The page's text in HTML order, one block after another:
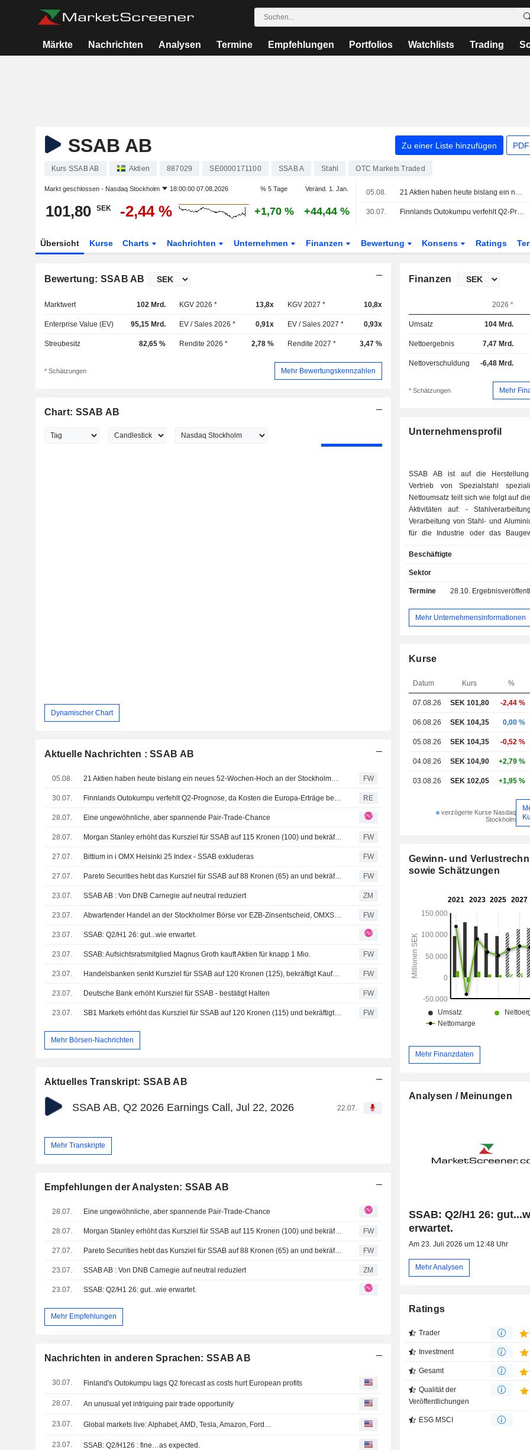
Märkte Nachrichten Analysen Termine Empfehlungen Portfolios Watchlists Trading
SSAB AB Zu einer Liste hinzufügen
Kurs SSAB AB Aktien 887029 SE0000171100 SSAB A Stahl OTC Markets Traded
Markt geschlossen - Nasdaq Stockholm 18:00:00 07.08.2026 % 5 Tage Veränd. 1. Jan.
101,80 SEK -2,44 % +1,70 % +44,44 %
05.08. 21 Aktien haben heute bislang ein neues 52-Wochen-Hoch an der Stockholmer Börse erreicht
30.07. Finnlands Outokumpu verfehlt Q2-Prognose, da Kosten die Europa-Erträge belasten
Übersicht Kurse Charts Nachrichten Unternehmen Finanzen Bewertung Konsens Ratings
Bewertung: SSAB AB
Marktwert 102 Mrd. KGV 2026 * 13,8x KGV 2027 * 10,8x
Enterprise Value (EV) 95,15 Mrd. EV / Sales 2026 * 0,91x EV / Sales 2027 * 0,93x
Streubesitz 82,65 % Rendite 2026 * 2,78 % Rendite 2027 * 3,47 %
* Schätzungen Mehr Bewertungskennzahlen
Chart: SSAB AB
Dynamischer Chart
Aktuelle Nachrichten : SSAB AB
05.08. 21 Aktien haben heute bislang ein neues 52-Wochen-Hoch an der Stockholmer Börse erreicht FW
30.07. Finnlands Outokumpu verfehlt Q2-Prognose, da Kosten die Europa-Erträge belasten RE
28.07. Eine ungewöhnliche, aber spannende Pair-Trade-Chance
28.07. Morgan Stanley erhöht das Kursziel für SSAB auf 115 Kronen (100) und bekräftigt 'Übergewichten' - BN FW
27.07. Bittium in i OMX Helsinki 25 Index - SSAB exkluderas FW
27.07. Pareto Securities hebt das Kursziel für SSAB auf 88 Kronen (65) an und bekräftigt die Einstufung 'Halten' FW
23.07. SSAB AB : Von DNB Carnegie auf neutral reduziert ZM
23.07. Abwartender Handel an der Stockholmer Börse vor EZB-Zinsentscheid, OMXS30-Index unverändert FW
23.07. SSAB: Q2/H1 26: gut...wie erwartet.
23.07. SSAB: Aufsichtsratsmitglied Magnus Groth kauft Aktien für knapp 1 Mio. FW
23.07. Handelsbanken senkt Kursziel für SSAB auf 120 Kronen (125), bekräftigt Kaufempfehlung - BN FW
23.07. Deutsche Bank erhöht Kursziel für SSAB - bestätigt Halten FW
23.07. SB1 Markets erhöht das Kursziel für SSAB auf 120 Kronen (115) und bekräftigt Kaufempfehlung FW
Mehr Börsen-Nachrichten
Aktuelles Transkript: SSAB AB
SSAB AB, Q2 2026 Earnings Call, Jul 22, 2026 22.07.
Mehr Transkripte
Empfehlungen der Analysten: SSAB AB
28.07. Eine ungewöhnliche, aber spannende Pair-Trade-Chance
28.07. Morgan Stanley erhöht das Kursziel für SSAB auf 115 Kronen (100) und bekräftigt 'Übergewichten' - BN FW
27.07. Pareto Securities hebt das Kursziel für SSAB auf 88 Kronen (65) an und bekräftigt die Einstufung 'Halten' FW
23.07. SSAB AB : Von DNB Carnegie auf neutral reduziert ZM
23.07. SSAB: Q2/H1 26: gut...wie erwartet.
Mehr Empfehlungen
Nachrichten in anderen Sprachen: SSAB AB
30.07. Finland's Outokumpu lags Q2 forecast as costs hurt European profits
28.07. An unusual yet intriguing pair trade opportunity
23.07. Global markets live: Alphabet, AMD, Tesla, Amazon, Ford…
23.07. SSAB: Q2/H126 : fine…as expected.
Finanzen
2026 *
Umsatz 104 Mrd.
Nettoergebnis 7,47 Mrd.
Nettoverschuldung -6,48 Mrd.
* Schätzungen Mehr
Unternehmensprofil
SSAB AB ist auf die
Vertrieb von Spezialstahl
Nettoumsatz teilt sich wie folgt auf
Aktivitäten auf: -
Verarbeitung von Stahl- und
für die Industrie oder das
Stahlblechen in Skandinavien),
laminiertem Stahl, Metallplatten und
Bau- und Bergbauindustrie
von
Automobilindustrie; - Handel mit
führendes
Construction); - Sonstiges
Nettoumsatz verteilt sich
(34,6%), die Vereinigten Staaten
Beschäftigte
Sektor
Termine 28.10.
Mehr Unternehmensinformationen
Kurse
Datum Kurs %
07.08.26 SEK 101,80 -2,44 %
06.08.26 SEK 104,35 0,00 %
05.08.26 SEK 104,35 -0,52 %
04.08.26 SEK 104,90 +2,79 %
03.08.26 SEK 102,05 +1,95 %
verzögerte Kurse Nasdaq
Stockholm
Gewinn- und
sowie Schätzungen
Mehr Finanzdaten
Analysen / Meinungen
SSAB: Q2/H1 26:
erwartet.
Am 23. Juli 2026 um 12:48 Uhr
Mehr Analysen
Ratings
Trader
Investment
Gesamt
Qualität der
Veröffentlichungen
ESG MSCI